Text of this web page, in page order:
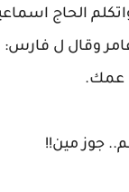
واتكلم الحاج
وقال ل
عمك.
جوز مين!!